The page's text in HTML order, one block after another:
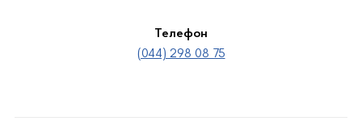
Телефон
(044) 298 08 75